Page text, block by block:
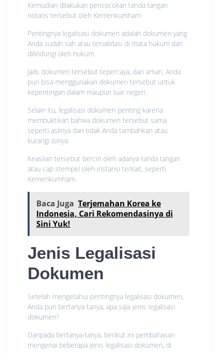
Kemudian dilakukan pencocokan tanda tangan
notaris tersebut oleh Kemenkumham.
Pentingnya legalisasi dokumen adalah dokumen yang
Anda sudah sah atau tervalidasi di mata hukum dan
dilindungi oleh hukum.
Jadi, dokumen tersebut tepercaya, dan aman. Anda
pun bisa menggunakan dokumen tersebut untuk
kepentingan dalam maupun luar negeri.
Selain itu, legalisasi dokumen penting karena
membuktikan bahwa dokumen tersebut sama
seperti aslinya dan tidak Anda tambahkan atau
kurangi isinya.
Keaslian tersebut berciri oleh adanya tanda tangan
atau cap stempel oleh instansi terkait, seperti
Kemenkumham.
Baca Juga Terjemahan Korea ke
Indonesia, Cari Rekomendasinya di
Sini Yuk!
Jenis Legalisasi
Dokumen
Setelah mengetahui pentingnya legalisasi dokumen,
Anda pun bertanya-tanya, apa saja jenis legalisasi
dokumen?
Daripada bertanya-tanya, berikut ini pembahasan
mengenai beberapa jenis legalisasi dokumen, di